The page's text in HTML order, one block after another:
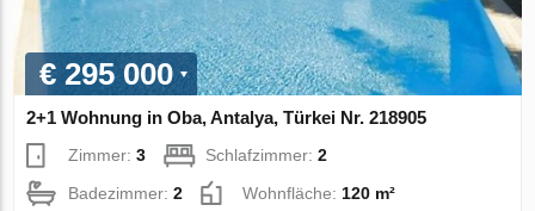
€ 295 000
2+1 Wohnung in Oba, Antalya, Türkei Nr. 218905
Zimmer:3 Schlafzimmer:2
Badezimmer:2 Wohnfläche: 120 m²